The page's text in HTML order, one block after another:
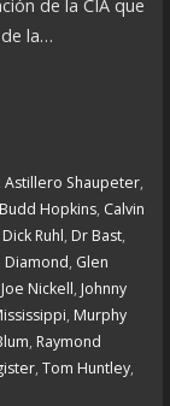
de la CIA que
la…
Astillero Shaupeter,
Budd Hopkins, Calvin
Dick Ruhl, Dr Bast,
Diamond, Glen
Joe Nickell, Johnny
, Murphy
, Raymond
, Tom Huntley,